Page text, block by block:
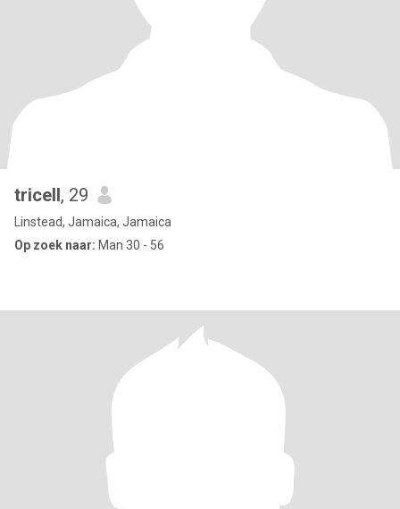
tricell, 29
Linstead, Jamaica, Jamaica
Op zoek naar: Man 30 - 56